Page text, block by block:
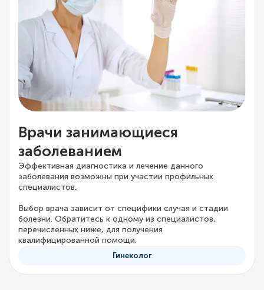
Врачи занимающиеся
заболеванием
Эффективная диагностика и лечение данного
заболевания возможны при участии профильных
специалистов.
Выбор врача зависит от специфики случая и стадии
болезни. Обратитесь к одному из специалистов,
перечисленных ниже, для получения
квалифицированной помощи.
Гинеколог